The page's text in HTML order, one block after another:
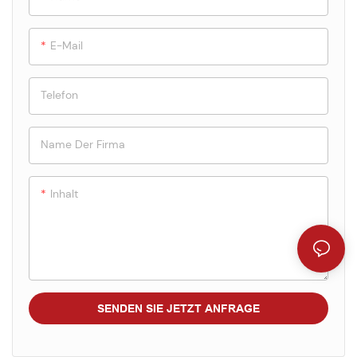
E-Mail
Telefon
Name Der Firma
Inhalt
SENDEN SIE JETZT ANFRAGE